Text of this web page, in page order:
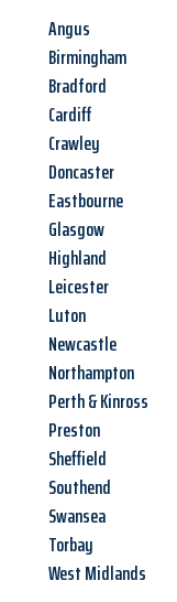
Angus
Birmingham
Bradford
Cardiff
Crawley
Doncaster
Eastbourne
Glasgow
Highland
Leicester
Luton
Newcastle
Northampton
Perth & Kinross
Preston
Sheffield
Southend
Swansea
Torbay
West Midlands